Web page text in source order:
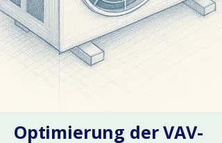
Optimierung der VAV-